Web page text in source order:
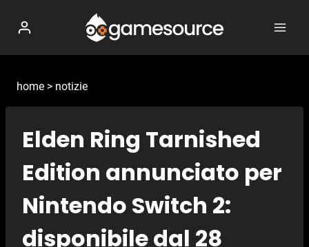
contenuto
home > notizie
Elden Ring Tarnished
Edition annunciato per
Nintendo Switch 2:
disponibile dal 28